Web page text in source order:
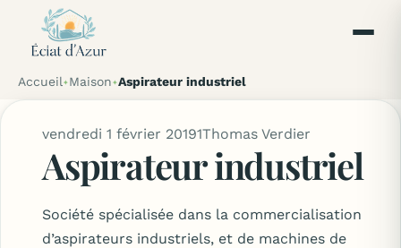
Accueil Maison Aspirateur industriel
vendredi 1 février 20191Thomas Verdier
Aspirateur industriel
Société spécialisée dans la commercialisation
d’aspirateurs industriels, et de machines de